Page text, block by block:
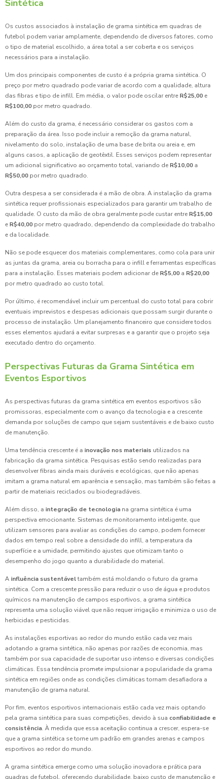
Sintética
Os custos associados à instalação de grama sintética em quadras de
futebol podem variar amplamente, dependendo de diversos fatores, como
o tipo de material escolhido, a área total a ser coberta e os serviços
necessários para a instalação.
Um dos principais componentes de custo é a própria grama sintética. O
preço por metro quadrado pode variar de acordo com a qualidade, altura
das fibras e tipo de infill. Em média, o valor pode oscilar entre R$25,00 e
R$100,00 por metro quadrado.
Além do custo da grama, é necessário considerar os gastos com a
preparação da área. Isso pode incluir a remoção da grama natural,
nivelamento do solo, instalação de uma base de brita ou areia e, em
alguns casos, a aplicação de geotêxtil. Esses serviços podem representar
um adicional significativo ao orçamento total, variando de R$10,00 a
R$50,00 por metro quadrado.
Outra despesa a ser considerada é a mão de obra. A instalação da grama
sintética requer profissionais especializados para garantir um trabalho de
qualidade. O custo da mão de obra geralmente pode custar entre R$15,00
e R$40,00 por metro quadrado, dependendo da complexidade do trabalho
e da localidade.
Não se pode esquecer dos materiais complementares, como cola para unir
as juntas da grama, areia ou borracha para o infill e ferramentas específicas
para a instalação. Esses materiais podem adicionar de R$5,00 a R$20,00
por metro quadrado ao custo total.
Por último, é recomendável incluir um percentual do custo total para cobrir
eventuais imprevistos e despesas adicionais que possam surgir durante o
processo de instalação. Um planejamento financeiro que considere todos
esses elementos ajudará a evitar surpresas e a garantir que o projeto seja
executado dentro do orçamento.
Perspectivas Futuras da Grama Sintética em
Eventos Esportivos
As perspectivas futuras da grama sintética em eventos esportivos são
promissoras, especialmente com o avanço da tecnologia e a crescente
demanda por soluções de campo que sejam sustentáveis e de baixo custo
de manutenção.
Uma tendência crescente é a inovação nos materiais utilizados na
fabricação da grama sintética. Pesquisas estão sendo realizadas para
desenvolver fibras ainda mais duráveis e ecológicas, que não apenas
imitam a grama natural em aparência e sensação, mas também são feitas a
partir de materiais reciclados ou biodegradáveis.
Além disso, a integração de tecnologia na grama sintética é uma
perspectiva emocionante. Sistemas de monitoramento inteligente, que
utilizam sensores para avaliar as condições do campo, podem fornecer
dados em tempo real sobre a densidade do infill, a temperatura da
superfície e a umidade, permitindo ajustes que otimizam tanto o
desempenho do jogo quanto a durabilidade do material.
A influência sustentáveltambém está moldando o futuro da grama
sintética. Com a crescente pressão para reduzir o uso de água e produtos
químicos na manutenção de campos esportivos, a grama sintética
representa uma solução viável que não requer irrigação e minimiza o uso de
herbicidas e pesticidas.
As instalações esportivas ao redor do mundo estão cada vez mais
adotando a grama sintética, não apenas por razões de economia, mas
também por sua capacidade de suportar uso intenso e diversas condições
climáticas. Essa tendência promete impulsionar a popularidade da grama
sintética em regiões onde as condições climáticas tornam desafiadora a
manutenção de grama natural.
Por fim, eventos esportivos internacionais estão cada vez mais optando
pela grama sintética para suas competições, devido à sua confiabilidade e
consistência. À medida que essa aceitação continua a crescer, espera-se
que a grama sintética se torne um padrão em grandes arenas e campos
esportivos ao redor do mundo.
A grama sintética emerge como uma solução inovadora e prática para
quadras de futebol, oferecendo durabilidade, baixo custo de manutenção e